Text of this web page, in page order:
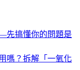
先搞懂你的問題是
嗎？拆解「一氧化